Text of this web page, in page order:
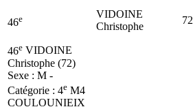
46e
VIDOINE
Christophe
72
46e VIDOINE
Christophe (72)
Sexe : M -
Catégorie : 4e M4
COULOUNIEIX